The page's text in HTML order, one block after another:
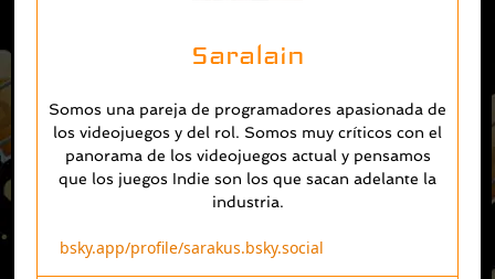
Saralain
Somos una pareja de programadores apasionada de
los videojuegos y del rol. Somos muy críticos con el
panorama de los videojuegos actual y pensamos
que los juegos Indie son los que sacan adelante la
industria.
bsky.app/profile/sarakus.bsky.social